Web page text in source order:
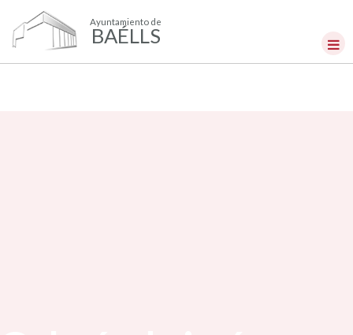
Ayuntamiento de
BAÉLLS